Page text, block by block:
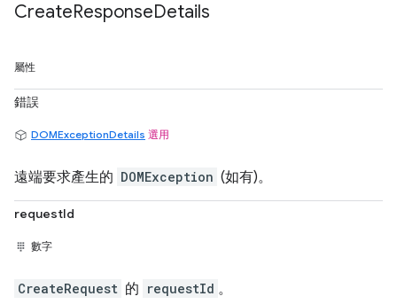
CreateResponseDetails
屬性
錯誤
DOMExceptionDetails 選用
遠端要求產生的 DOMException (如有)。
requestId
數字
CreateRequest 的 requestId 。